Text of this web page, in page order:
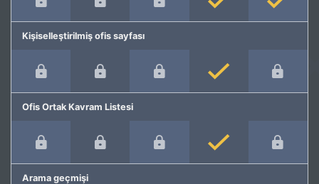
Kişiselleştirilmiş ofis sayfası
Ofis Ortak Kavram Listesi
Arama geçmişi